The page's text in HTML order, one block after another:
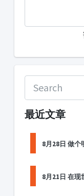
最近文章
8月28日 做个
8月21日 在现